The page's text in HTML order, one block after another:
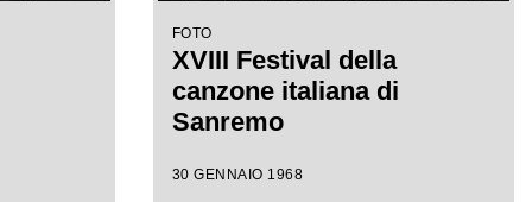
FOTO
XVIII Festival della
canzone italiana di
Sanremo
30 GENNAIO 1968